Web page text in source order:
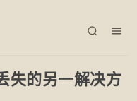
失的另一解决方